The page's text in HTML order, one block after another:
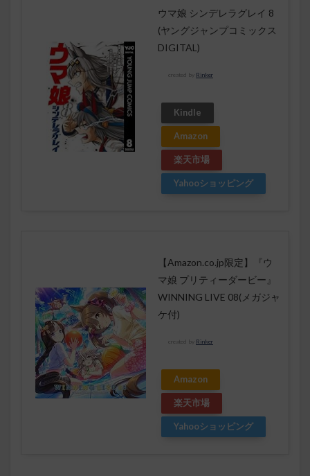
ウマ娘 シンデレラグレイ 8
(ヤングジャンプコミックス
DIGITAL)
created by Rinker
Kindle
Amazon
楽天市場
Yahooショッピング
【Amazon.co.jp限定】『ウ
マ娘 プリティーダービー』
WINNING LIVE 08(メガジャ
ケ付)
created by Rinker
Amazon
楽天市場
Yahooショッピング